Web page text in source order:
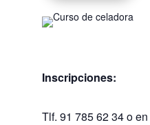
Inscripciones:
Tlf. 91 785 62 34 o en